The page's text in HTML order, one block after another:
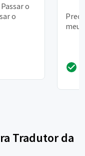
o
o
meu
Tradutor da